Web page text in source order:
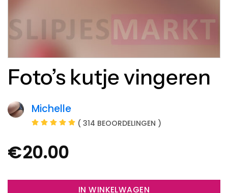
Foto’s kutje vingeren
Michelle
( 314 BEOORDELINGEN )
€20.00
IN WINKELWAGEN